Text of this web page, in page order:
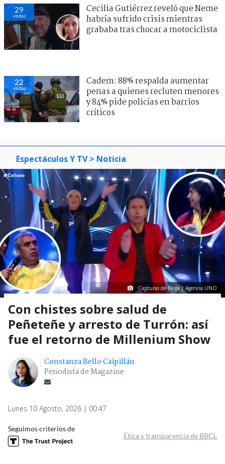
29
visitas
Cecilia Gutiérrez reveló que Neme
habría sufrido crisis mientras
grababa tras chocar a motociclista
22
visitas
Cadem: 88% respalda aumentar
penas a quienes recluten menores
y 84% pide policías en barrios
críticos
Espectáculos Y TV > Noticia
Capturas de Mega | Agencia UNO
Con chistes sobre salud de
Peñeteñe y arresto de Turrón: así
fue el retorno de Millenium Show
Constanza Bello Caipillán
Periodista de Magazine
Lunes 10 Agosto, 2026 | 00:47
Seguimos criterios de
Ética y transparencia de BBCL